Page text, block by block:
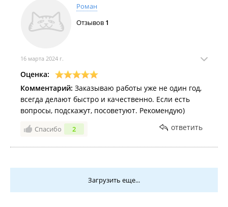
Роман
Отзывов 1
16 марта 2024 г.
Оценка:
Комментарий: Заказываю работы уже не один год,
всегда делают быстро и качественно. Если есть
вопросы, подскажут, посоветуют. Рекомендую)
Спасибо 2 ответить
Загрузить еще...